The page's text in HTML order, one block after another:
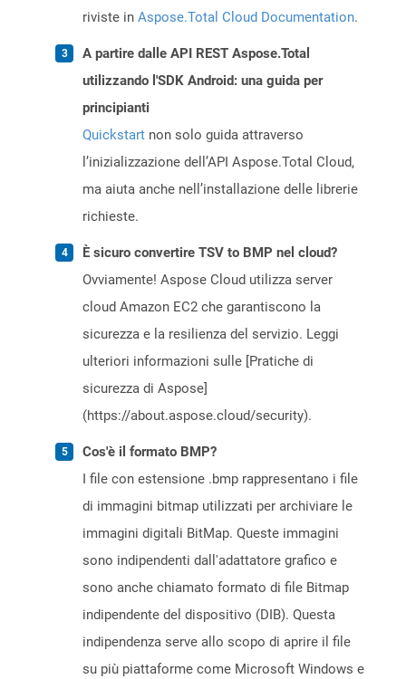
riviste in Aspose.Total Cloud Documentation.
A partire dalle API REST Aspose.Total
utilizzando l'SDK Android: una guida per
principianti
Quickstart non solo guida attraverso
l’inizializzazione dell’API Aspose.Total Cloud,
ma aiuta anche nell’installazione delle librerie
richieste.
È sicuro convertire TSV to BMP nel cloud?
Ovviamente! Aspose Cloud utilizza server
cloud Amazon EC2 che garantiscono la
sicurezza e la resilienza del servizio. Leggi
ulteriori informazioni sulle [Pratiche di
sicurezza di Aspose]
(https://about.aspose.cloud/security).
Cos'è il formato BMP?
I file con estensione .bmp rappresentano i file
di immagini bitmap utilizzati per archiviare le
immagini digitali BitMap. Queste immagini
sono indipendenti dall'adattatore grafico e
sono anche chiamato formato di file Bitmap
indipendente del dispositivo (DIB). Questa
indipendenza serve allo scopo di aprire il file
su più piattaforme come Microsoft Windows e